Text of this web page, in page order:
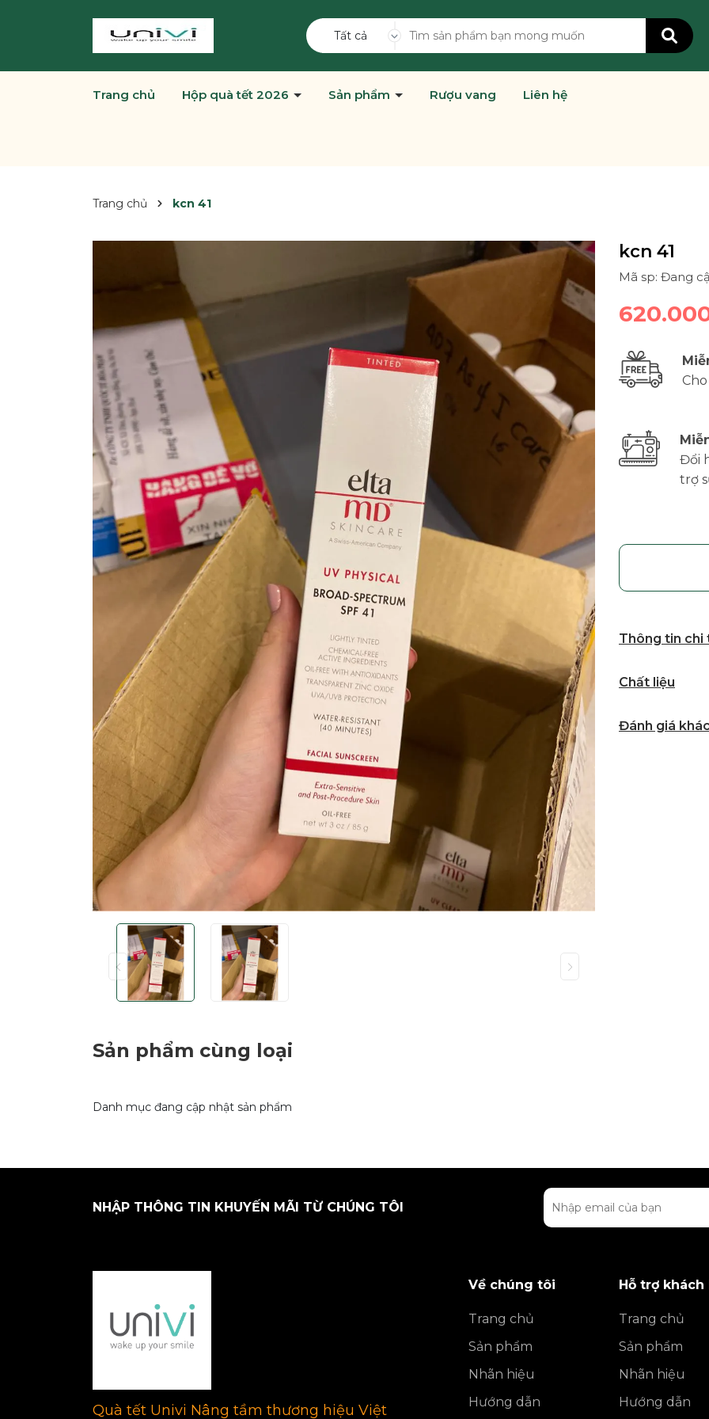
Tất cả
Trang chủ Hộp quà tết 2026 Sản phẩm Rượu vang Liên hệ
Trang chủ kcn 41
kcn 41
Mã sp: Đang
Đổi
trợ
Thông tin chi
Chất liệu
Đánh giá
Sản phẩm cùng loại
Danh mục đang cập nhật sản phẩm
NHẬP THÔNG TIN KHUYẾN MÃI TỪ CHÚNG TÔI
Quà tết Univi Nâng tầm thương hiệu Việt
Về chúng tôi
Trang chủ
Sản phẩm
Nhãn hiệu
Hướng dẫn
Hỗ trợ khách
Trang chủ
Sản phẩm
Nhãn hiệu
Hướng dẫn